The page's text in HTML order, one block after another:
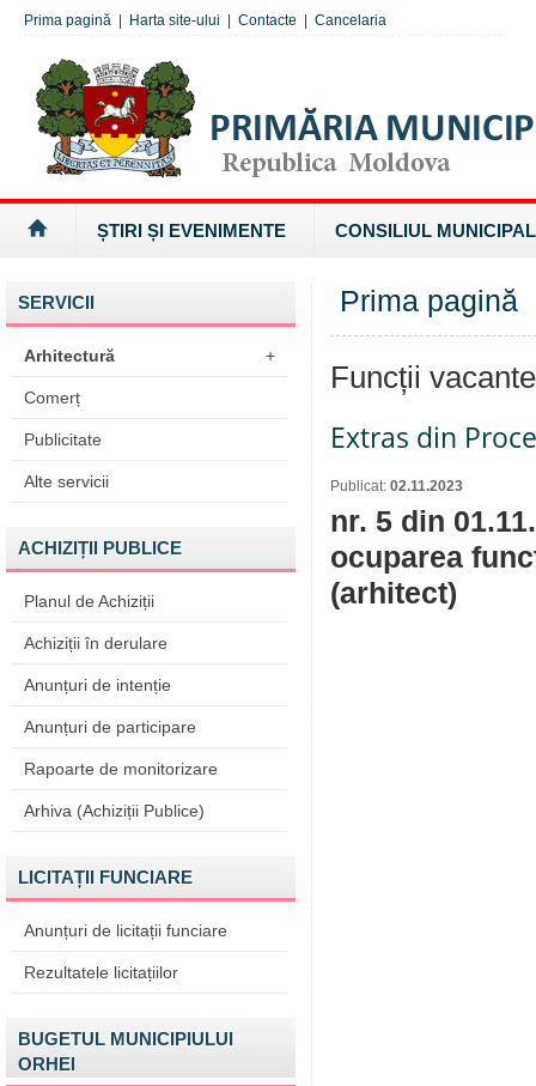
Prima pagină Harta site-ului Contacte Cancelaria
ȘTIRI ȘI EVENIMENTE CONSILIUL MUNICIPAL
SERVICII
Arhitectură +
Comerț
Publicitate
Alte servicii
ACHIZIȚII PUBLICE
Planul de Achiziții
Achiziții în derulare
Anunțuri de intenție
Anunțuri de participare
Rapoarte de monitorizare
Arhiva (Achiziții Publice)
LICITAȚII FUNCIARE
Anunțuri de licitații funciare
Rezultatele licitațiilor
BUGETUL MUNICIPIULUI
ORHEI
Prima pagină
Funcții
Extras din
Publicat: 02.11.2023
nr. 5 din
ocuparea
(arhitect)